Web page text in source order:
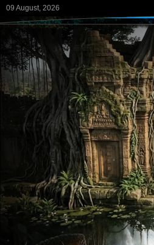
09 August, 2026